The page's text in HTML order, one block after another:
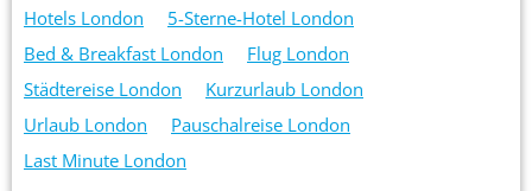
Hotels London
5-Sterne-Hotel London
Bed & Breakfast London
Flug London
Städtereise London
Kurzurlaub London
Urlaub London
Pauschalreise London
Last Minute London